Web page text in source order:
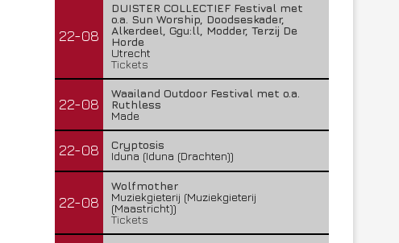
22-08
DUISTER COLLECTIEF Festival met
o.a. Sun Worship, Doodseskader,
Alkerdeel, Ggu:ll, Modder, Terzij De
Horde
Utrecht
Tickets
22-08
Waailand Outdoor Festival met o.a.
Ruthless
Made
22-08
Cryptosis
Iduna (Iduna (Drachten))
22-08
Wolfmother
Muziekgieterij (Muziekgieterij
(Maastricht))
Tickets